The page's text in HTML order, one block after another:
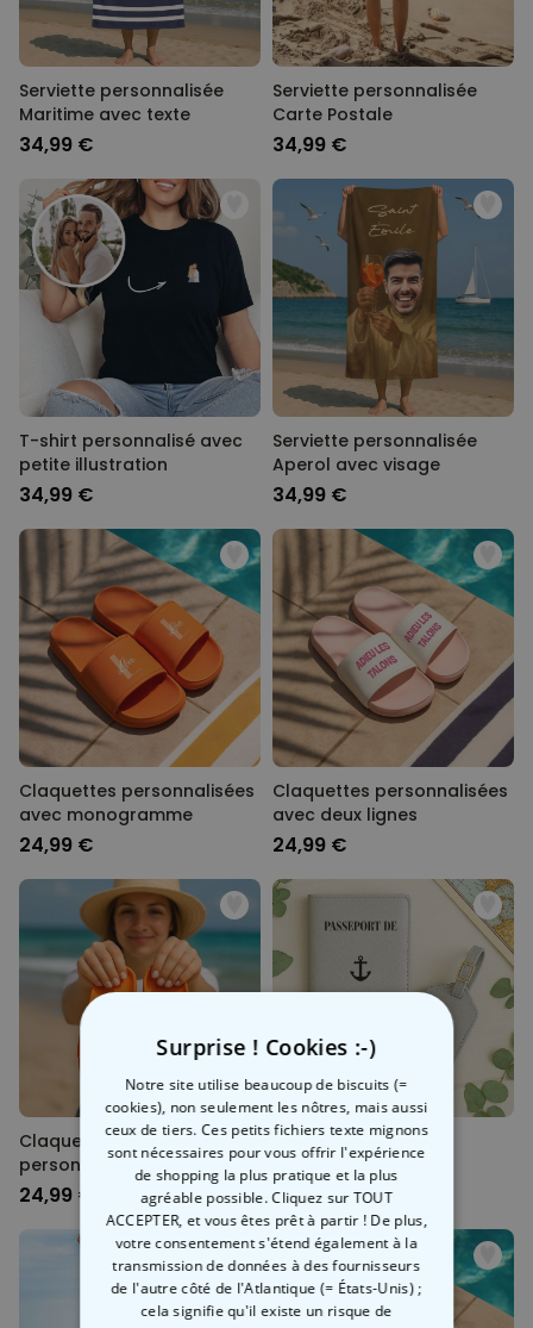
Serviette personnalisée
Maritime avec texte
34,99 €
Serviette personnalisée
Carte Postale
34,99 €
T-shirt personnalisé avec
petite illustration
34,99 €
Serviette personnalisée
Aperol avec visage
34,99 €
Claquettes personnalisées
avec monogramme
24,99 €
Claquettes personnalisées
avec deux lignes
24,99 €
Claquettes Aperol
personnalisées avec année
24,99 €
Porte-passeport et
étiquette de valise
personnalisés avec
symbole et texte
14,99 €
Surprise ! Cookies :-)
Notre site utilise beaucoup de biscuits (=
cookies), non seulement les nôtres, mais aussi
ceux de tiers. Ces petits fichiers texte mignons
sont nécessaires pour vous offrir l'expérience
de shopping la plus pratique et la plus
agréable possible. Cliquez sur TOUT
ACCEPTER, et vous êtes prêt à partir ! De plus,
votre consentement s'étend également à la
transmission de données à des fournisseurs
de l'autre côté de l'Atlantique (= États-Unis) ;
cela signifie qu'il existe un risque de